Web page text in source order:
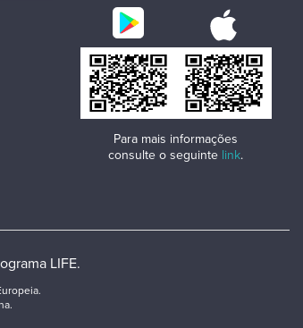
Para mais informações
consulte o seguinte link.
LIFE.